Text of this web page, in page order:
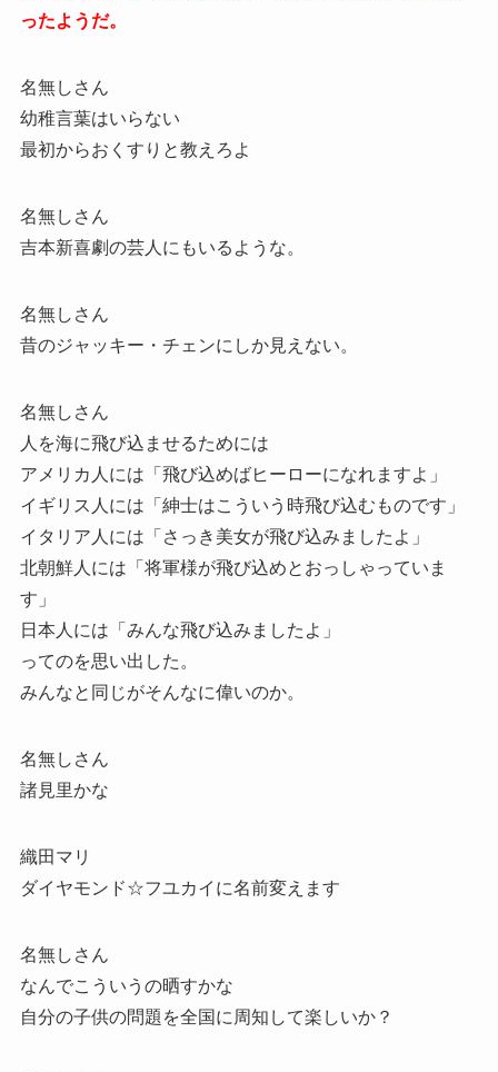
ったようだ。
名無しさん
幼稚言葉はいらない
最初からおくすりと教えろよ
名無しさん
吉本新喜劇の芸人にもいるような。
名無しさん
昔のジャッキー・チェンにしか見えない。
名無しさん
人を海に飛び込ませるためには
アメリカ人には「飛び込めばヒーローになれますよ」
イギリス人には「紳士はこういう時飛び込むものです」
イタリア人には「さっき美女が飛び込みましたよ」
北朝鮮人には「将軍様が飛び込めとおっしゃっていま
す」
日本人には「みんな飛び込みましたよ」
ってのを思い出した。
みんなと同じがそんなに偉いのか。
名無しさん
諸見里かな
織田マリ
ダイヤモンド☆フユカイに名前変えます
名無しさん
なんでこういうの晒すかな
自分の子供の問題を全国に周知して楽しいか？